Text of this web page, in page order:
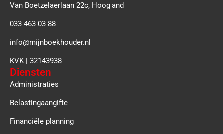
Van Boetzelaerlaan 22c, Hoogland
033 463 03 88
info@mijnboekhouder.nl
KVK | 32143938
Diensten
Administraties
Belastingaangifte
Financiële planning